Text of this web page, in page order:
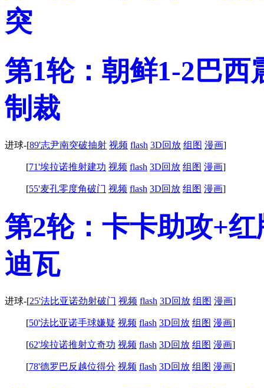
突
第1轮：朝鲜1-2巴西
制裁
进球-[89'志尹南突破抽射 视频 flash 3D回放 组图 漫画]
[71'埃拉诺推射建功 视频 flash 3D回放 组图 漫画]
[55'麦孔零度角破门 视频 flash 3D回放 组图 漫画]
第2轮：卡卡助攻+
迪瓦
进球-[25'法比亚诺劲射破门 视频 flash 3D回放 组图 漫画]
[50'法比亚诺手球嫌疑 视频 flash 3D回放 组图 漫画]
[62'埃拉诺推射立奇功 视频 flash 3D回放 组图 漫画]
[78'德罗巴反越位得分 视频 flash 3D回放 组图 漫画]